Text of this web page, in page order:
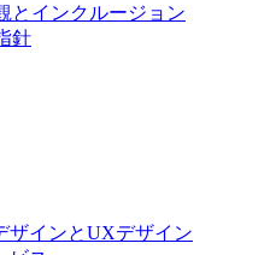
とインクルージョン
針
ザインとUXデザイン